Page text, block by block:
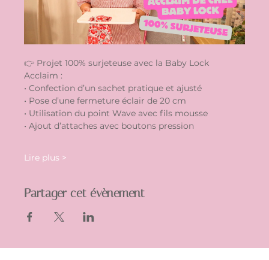
👉 Projet 100% surjeteuse avec la Baby Lock
Acclaim :
• Confection d’un sachet pratique et ajusté
• Pose d’une fermeture éclair de 20 cm
• Utilisation du point Wave avec fils mousse
• Ajout d’attaches avec boutons pression
Lire plus >
Partager cet évènement